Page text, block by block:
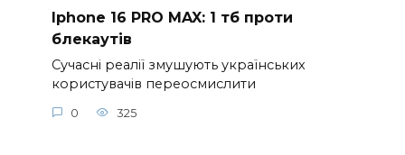
Iphone 16 PRO MAX: 1 тб проти
блекаутів
Сучасні реалії змушують українських
користувачів переосмислити
0 325